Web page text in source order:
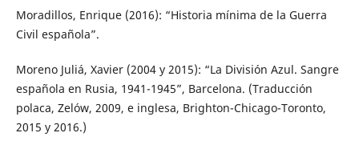
Moradillos, Enrique (2016): “Historia mínima de la Guerra
Civil española”.
Moreno Juliá, Xavier (2004 y 2015): “La División Azul. Sangre
española en Rusia, 1941-1945”, Barcelona. (Traducción
polaca, Zelów, 2009, e inglesa, Brighton-Chicago-Toronto,
2015 y 2016.)